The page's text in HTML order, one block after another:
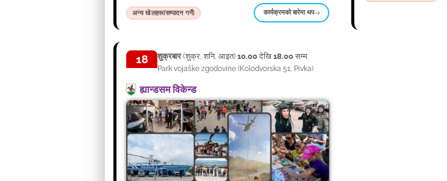
अन्य खेलहरू[सम्पादन गर्ने] कार्यक्रमको बारेमा थप
18 शुक्रबार(शुक्र, शनि, आइत)10.00 देखि18.00 सम्म
Park vojaške zgodovine (Kolodvorska 51, Pivka)
ह्यान्डसम विकेन्ड